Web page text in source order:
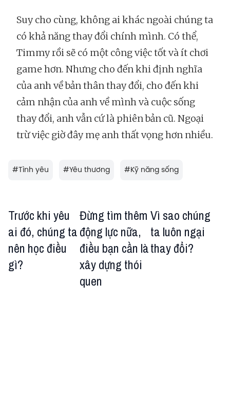
Suy cho cùng, không ai khác ngoài chúng ta
có khả năng thay đổi chính mình. Có thể,
Timmy rồi sẽ có một công việc tốt và ít chơi
game hơn. Nhưng cho đến khi định nghĩa
của anh về bản thân thay đổi, cho đến khi
cảm nhận của anh về mình và cuộc sống
thay đổi, anh vẫn cứ là phiên bản cũ. Ngoại
trừ việc giờ đây mẹ anh thất vọng hơn nhiều.
#Tình yêu #Yêu thương #Kỹ năng sống
Trước khi yêu
ai đó, chúng ta
nên học điều
gì?
Đừng tìm thêm
động lực nữa,
điều bạn cần là
xây dựng thói
quen
Vì sao chúng
ta luôn ngại
thay đổi?